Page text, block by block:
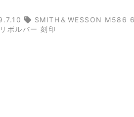
SMITH＆WESSON M586
ボルバー 刻印